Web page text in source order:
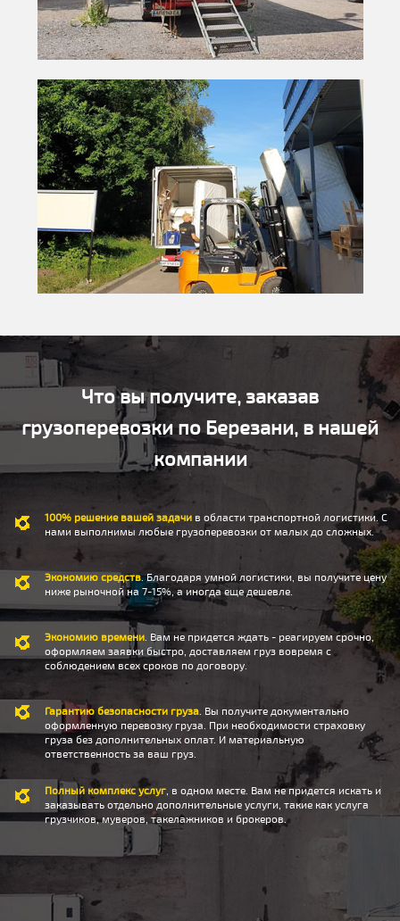
Что вы получите, заказав
грузоперевозки по Березани, в нашей
компании
100% решение вашей задачи в области транспортной логистики. С
нами выполнимы любые грузоперевозки от малых до сложных.
Экономию средств. Благодаря умной логистики, вы получите цену
ниже рыночной на 7-15%, а иногда еще дешевле.
Экономию времени . Вам не придется ждать - реагируем срочно,
оформляем заявки быстро, доставляем груз вовремя с
соблюдением всех сроков по договору.
Гарантию безопасности груза . Вы получите документально
оформленную перевозку груза. При необходимости страховку
груза без дополнительных оплат. И материальную
ответственность за ваш груз.
Полный комплекс услуг , в одном месте. Вам не придется искать и
заказывать отдельно дополнительные услуги, такие как услуга
грузчиков, муверов, такелажников и брокеров.